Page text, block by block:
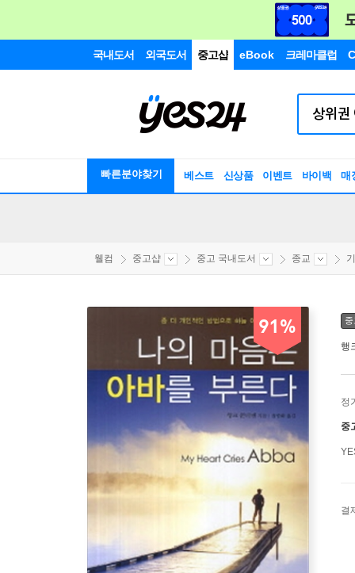
국내도서 외국도서 중고샵 eBook 크레마클럽
빠른분야찾기 베스트 신상품 이벤트 바이백 매
웰컴 중고샵 중고 국내도서 종교
91%
행
정
중
결